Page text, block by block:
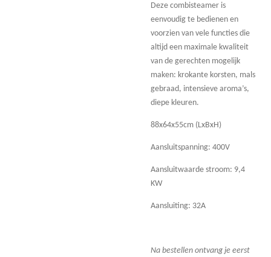
Deze combisteamer is
eenvoudig te bedienen en
voorzien van vele functies die
altijd een maximale kwaliteit
van de gerechten mogelijk
maken: krokante korsten, mals
gebraad, intensieve aroma’s,
diepe kleuren.
88x64x55cm (LxBxH)
Aansluitspanning: 400V
Aansluitwaarde stroom: 9,4
KW
Aansluiting: 32A
Na bestellen ontvang je eerst